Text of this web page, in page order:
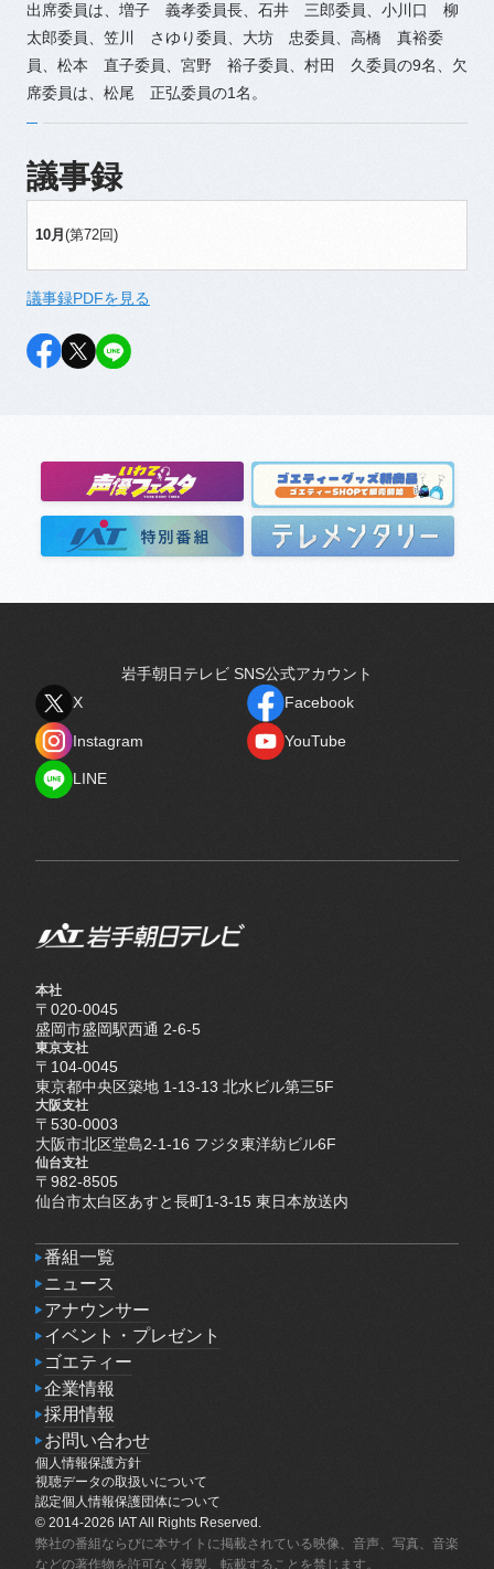
出席委員は、増子 義孝委員長、石井 三郎委員、小川口 柳
太郎委員、笠川 さゆり委員、大坊 忠委員、高橋 真裕委
員、松本 直子委員、宮野 裕子委員、村田 久委員の9名、欠
席委員は、松尾 正弘委員の1名。
議事録
10月 (第72回)
議事録PDFを見る
岩手朝日テレビ SNS公式アカウント
X
Facebook
Instagram
YouTube
LINE
本社
〒020-0045
盛岡市盛岡駅西通 2-6-5
東京支社
〒104-0045
東京都中央区築地 1-13-13 北水ビル第三5F
大阪支社
〒530-0003
大阪市北区堂島2-1-16 フジタ東洋紡ビル6F
仙台支社
〒982-8505
仙台市太白区あすと長町1-3-15 東日本放送内
番組一覧
番組一覧
ニュース
ニュース
アナウンサー
アナウンサー
イベント・プレゼント
イベント・プレゼント
ゴエティー
ゴエティー
企業情報
企業情報
採用情報
採用情報
お問い合わせ
お問い合わせ
個人情報保護方針
個人情報保護方針
視聴データの取扱いについて
視聴データの取扱いについて
認定個人情報保護団体について
認定個人情報保護団体について
© 2014-2026 IAT All Rights Reserved.
弊社の番組ならびに本サイトに掲載されている映像、音声、写真、音楽
などの著作物を許可なく複製、転載することを禁じます。